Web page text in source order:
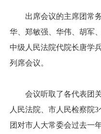
出席会议的主席团常
华、郑敏强、华伟、胡军
中级人民法院代院长唐学
列席会议。
会议听取了各代表团
人民法院、市人民检察院
团对市人大常委会过去一